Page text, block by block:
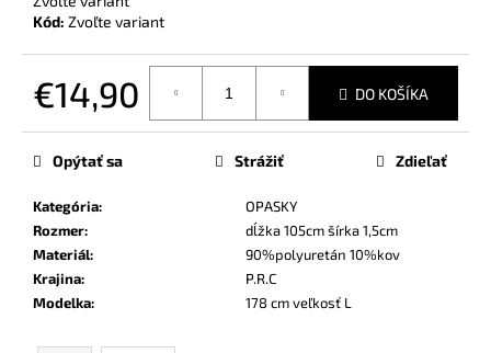
Kód: Zvoľte variant
€14,90 DO KOŠÍKA
Kategória:
OPASKY
Rozmer:
dĺžka 105cm šírka 1,5cm
Materiál:
90%polyuretán 10%kov
Krajina:
P.R.C
Modelka: 178 cm veľkosť L
Opýtať sa Strážiť Zdieľať